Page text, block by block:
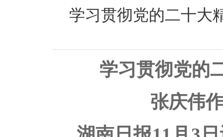
学习贯彻党的二十大
学习贯彻党的
张庆伟